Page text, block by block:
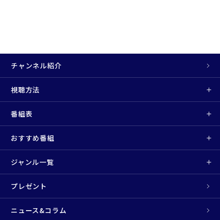
チャンネル紹介
視聴方法
番組表
おすすめ番組
ジャンル一覧
プレゼント
ニュース&コラム